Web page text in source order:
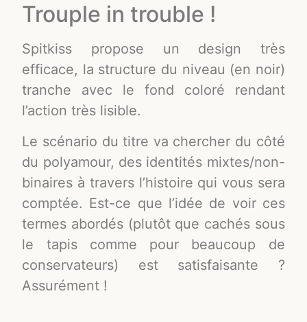
Trouple in trouble !
Spitkiss propose un design très
efficace, la structure du niveau (en noir)
tranche avec le fond coloré rendant
l’action très lisible.
Le scénario du titre va chercher du côté
du polyamour, des identités mixtes/non-
binaires à travers l’histoire qui vous sera
comptée. Est-ce que l’idée de voir ces
termes abordés (plutôt que cachés sous
le tapis comme pour beaucoup de
conservateurs) est satisfaisante ?
Assurément !